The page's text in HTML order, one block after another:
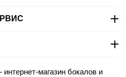
магазин бокалов и